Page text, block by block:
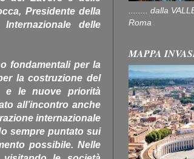
Presidente della
delle
fondamentali per la
la costruzione del
e le nuove priorità
all’incontro anche
internazionale
sempre puntato sui
possibile. Nelle
........ dalla
Roma
MAPPA